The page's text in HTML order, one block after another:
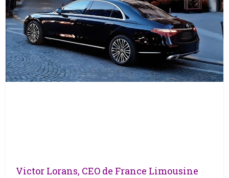
Victor Lorans, CEO de France Limousine